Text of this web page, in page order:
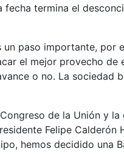
termina el
paso importante, por
el mejor provecho de
o no. La sociedad
de la Unión y la
Felipe Calderón
hemos decidido una